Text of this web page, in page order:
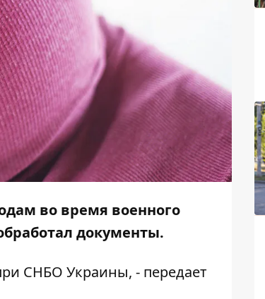
во время военного
документы.
СНБО Украины, - передает